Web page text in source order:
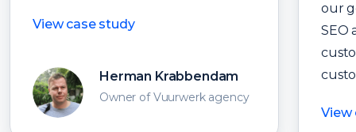
View case study
Herman Krabbendam
Owner of Vuurwerk agency
our
SEO
View